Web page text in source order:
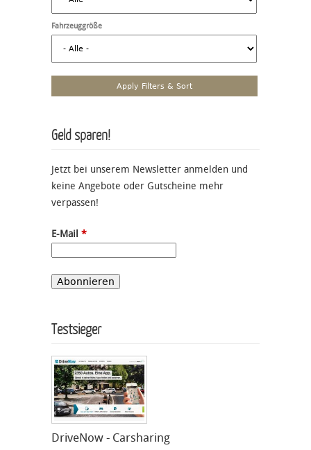
Fahrzeuggröße
Geld sparen!
Jetzt bei unserem Newsletter anmelden und
keine Angebote oder Gutscheine mehr
verpassen!
E-Mail *
Testsieger
DriveNow - Carsharing